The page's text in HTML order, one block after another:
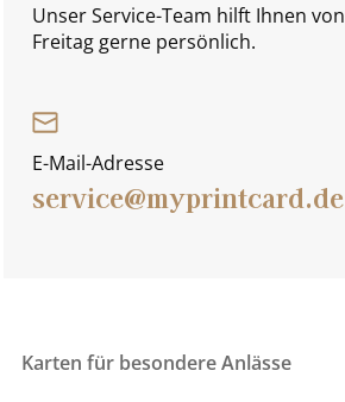
Unser Service-Team hilft Ihnen
Freitag gerne persönlich.
E-Mail-Adresse
service@myprintcard.de
Karten für besondere Anlässe